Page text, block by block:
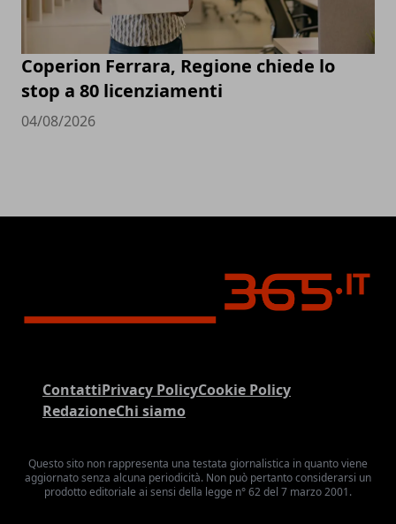
Coperion Ferrara, Regione chiede lo
stop a 80 licenziamenti
04/08/2026
ContattiPrivacy PolicyCookie Policy
RedazioneChi siamo
Questo sito non rappresenta una testata giornalistica in quanto viene
aggiornato senza alcuna periodicità. Non può pertanto considerarsi un
prodotto editoriale ai sensi della legge n° 62 del 7 marzo 2001.